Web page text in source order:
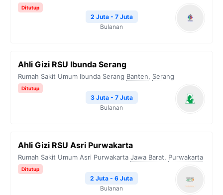
Ditutup
2 Juta - 7 Juta
Bulanan
Ahli Gizi RSU Ibunda Serang
Rumah Sakit Umum Ibunda Serang Banten, Serang
Ditutup
3 Juta - 7 Juta
Bulanan
Ahli Gizi RSU Asri Purwakarta
Rumah Sakit Umum Asri Purwakarta Jawa Barat, Purwakarta
Ditutup
2 Juta - 6 Juta
Bulanan